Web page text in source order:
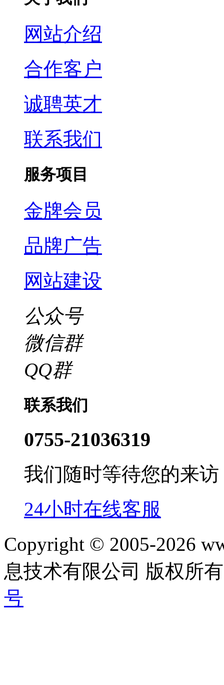
网站介绍
合作客户
诚聘英才
联系我们
服务项目
金牌会员
品牌广告
网站建设
公众号
微信群
QQ群
联系我们
0755-21036319
我们随时等待您的来访
24小时在线客服
Copyright © 2005-2026
息技术有限公司 版权所
号